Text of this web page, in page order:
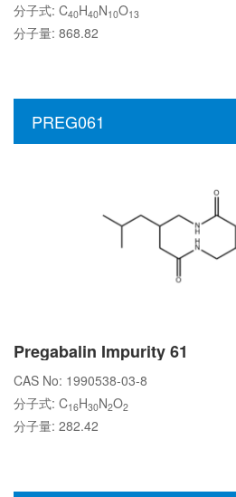
分子式: C40H40N10O13
分子量: 868.82
PREG061
Pregabalin Impurity 61
CAS No: 1990538-03-8
分子式: C16H30N2O2
分子量: 282.42